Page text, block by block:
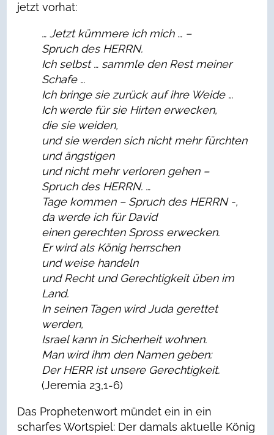
jetzt vorhat:
… Jetzt kümmere ich mich … –
Spruch des HERRN.
Ich selbst … sammle den Rest meiner
Schafe …
Ich bringe sie zurück auf ihre Weide …
Ich werde für sie Hirten erwecken,
die sie weiden,
und sie werden sich nicht mehr fürchten
undängstigen
und nicht mehr verloren gehen –
Spruch des HERRN. …
Tage kommen – Spruch des HERRN -,
da werde ich für David
einen gerechten Spross erwecken.
Er wird als König herrschen
und weise handeln
und Recht und Gerechtigkeit üben im
Land.
In seinen Tagen wird Juda gerettet
werden,
Israel kann in Sicherheit wohnen.
Man wird ihm den Namen geben:
Der HERR ist unsere Gerechtigkeit.
(Jeremia 23,1-6)
Das Prophetenwort mündet ein in ein
scharfes Wortspiel: Der damals aktuelle König